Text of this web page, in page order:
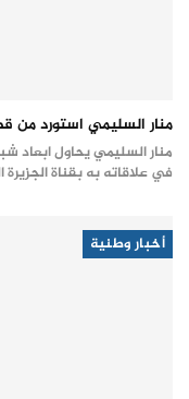
منار السليمي استورد
منار السليمي يحاول ابعاد
في علاقاته به بقناة
أخبار وطنية